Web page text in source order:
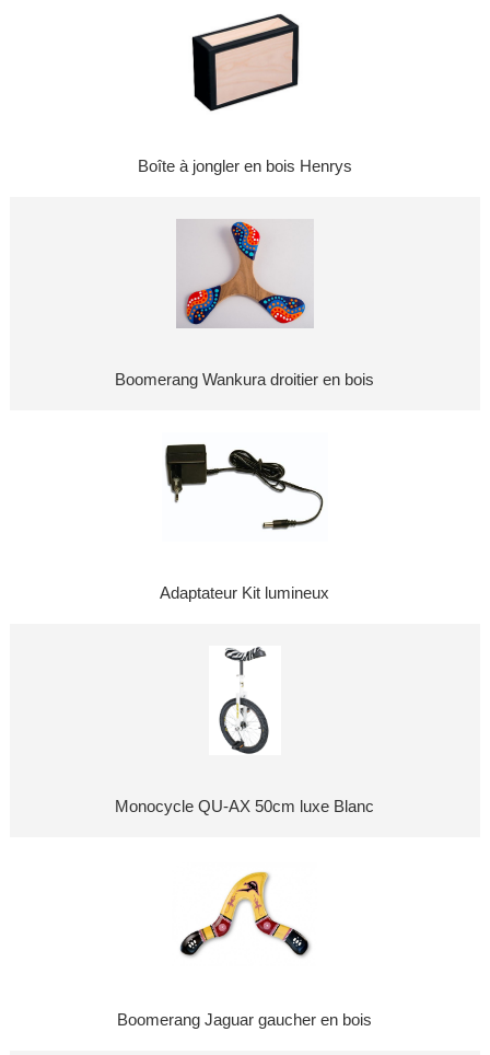
Boîte à jongler en bois Henrys
Boomerang Wankura droitier en bois
Adaptateur Kit lumineux
Monocycle QU-AX 50cm luxe Blanc
Boomerang Jaguar gaucher en bois